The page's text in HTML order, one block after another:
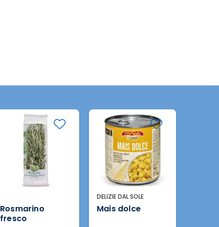
Rosmarino
fresco
DELIZIE DAL SOLE
Mais dolce